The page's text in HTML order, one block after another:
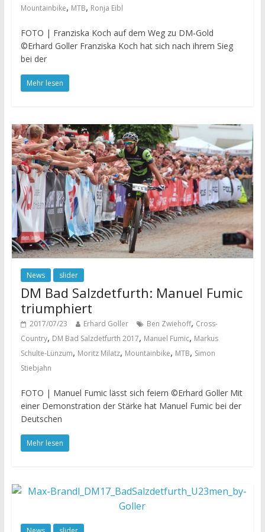
Mountainbike, MTB, Ronja Eibl
FOTO | Franziska Koch auf dem Weg zu DM-Gold
©Erhard Goller Franziska Koch hat sich nach ihrem Sieg
bei der
Mehr lesen
News slider
DM Bad Salzdetfurth: Manuel Fumic
triumphiert
2017/07/23 Erhard Goller Ben Zwiehoff, Cross-
Country, DM Bad Salzdetfurth 2017, Manuel Fumic, Markus
Schulte-Lünzum, Moritz Milatz, Mountainbike, MTB, Simon
Stiebjahn
FOTO | Manuel Fumic lässt sich feiern ©Erhard Goller Mit
einer Demonstration der Stärke hat Manuel Fumic bei der
Deutschen
Mehr lesen